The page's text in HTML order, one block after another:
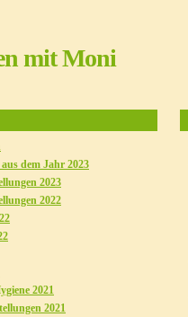
mit Moni
dem Jahr 2023
2023
2022
2021
2021